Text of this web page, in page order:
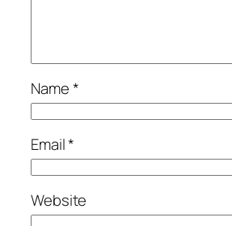
Name*
Email*
Website